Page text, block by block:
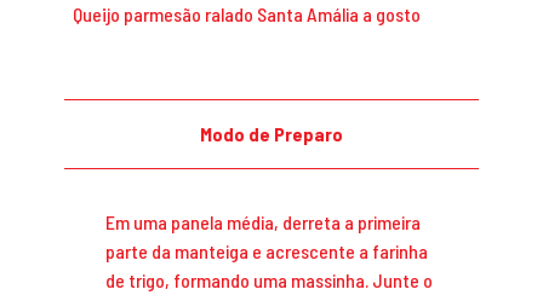
Queijo parmesão ralado Santa Amália a gosto
Modo de Preparo
Em uma panela média, derreta a primeira
parte da manteiga e acrescente a farinha
de trigo, formando uma massinha. Junte o